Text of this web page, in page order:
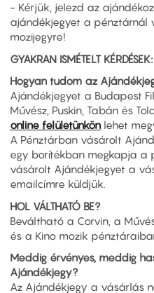
- Kérjük, jelezd az
ajándékjegyet a pénztárnál
mozijegyre!
GYAKRAN ISMÉTELT KÉRDÉSEK:
Hogyan tudom az
Ajándékjegyet a Budapest
Művész, Puskin, Tabán és
online felületünkön lehet
A Pénztárban vásárolt
egy borítékban megkapja a
vásárolt Ajándékjegyet a
emailcímre küldjük.
HOL VÁLTHATÓ BE?
Beváltható a Corvin, a
és a Kino mozik
Meddig érvényes, meddig
Ajándékjegy?
Az Ajándékjegy a vásárlás